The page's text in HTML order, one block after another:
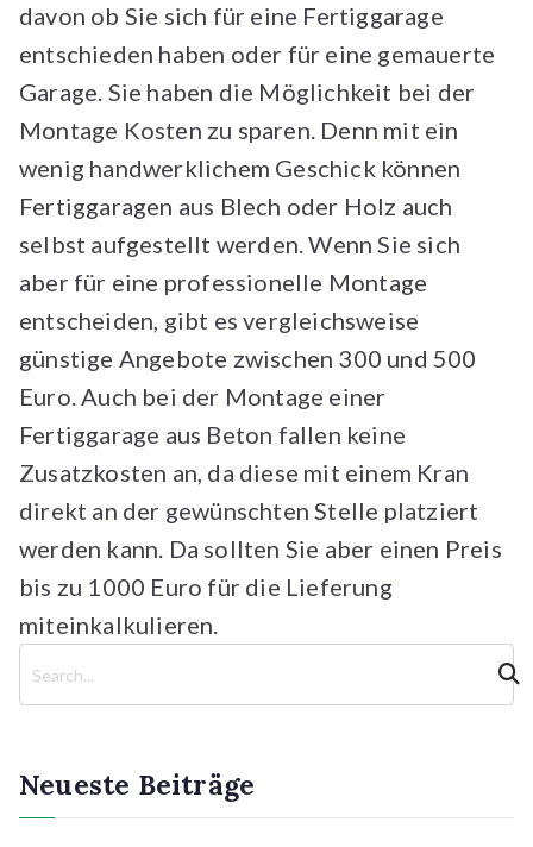
davon ob Sie sich für eine Fertiggarage
entschieden haben oder für eine gemauerte
Garage. Sie haben die Möglichkeit bei der
Montage Kosten zu sparen. Denn mit ein
wenig handwerklichem Geschick können
Fertiggaragen aus Blech oder Holz auch
selbst aufgestellt werden. Wenn Sie sich
aber für eine professionelle Montage
entscheiden, gibt es vergleichsweise
günstige Angebote zwischen 300 und 500
Euro. Auch bei der Montage einer
Fertiggarage aus Beton fallen keine
Zusatzkosten an, da diese mit einem Kran
direkt an der gewünschten Stelle platziert
werden kann. Da sollten Sie aber einen Preis
bis zu 1000 Euro für die Lieferung
miteinkalkulieren.
c
n
Neueste Beiträge